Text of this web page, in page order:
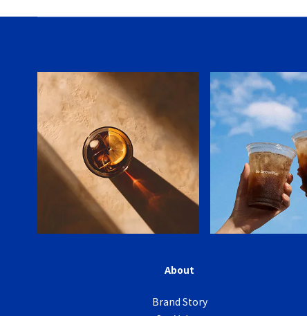
About
Brand Story